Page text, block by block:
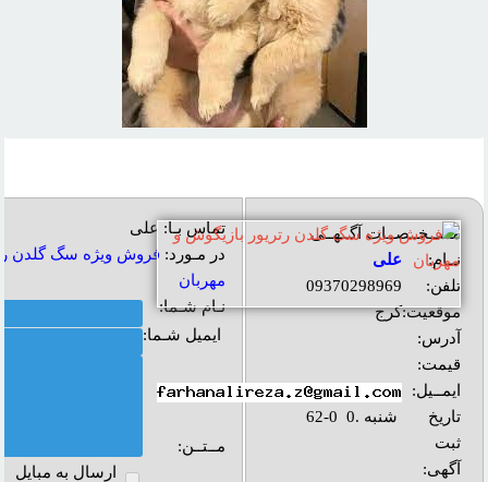
مشــخــصــات آگــهــی
نــام:
علی
تلفن:
09370298969
موقعیت:کرج
آدرس:
قیمت:
ایمــیل:
تاریخ
ثبت
آگهی:
شنبه .0 0-62
تماس بـا: علی
در مـورد: فروش ويژه سگ گلدن
مهربان
نـام شـما:
ایمیل شـما:
مــتــن:
ارسال به مبايل